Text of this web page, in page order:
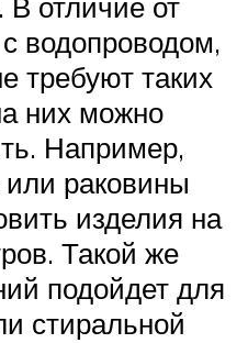
водопроводом,
требуют таких
них можно
Например,
раковины
изделия на
Такой же
подойдет для
стиральной